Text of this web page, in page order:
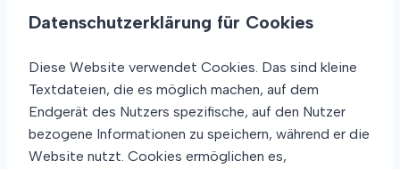
Datenschutzerklärung für Cookies
Diese Website verwendet Cookies. Das sind kleine
Textdateien, die es möglich machen, auf dem
Endgerät des Nutzers spezifische, auf den Nutzer
bezogene Informationen zu speichern, während er die
Website nutzt. Cookies ermöglichen es,